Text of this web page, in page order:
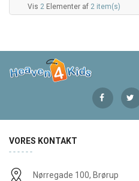
Vis 2 Elementer af 2 item(s)
VORES KONTAKT
Nørregade 100, Brørup